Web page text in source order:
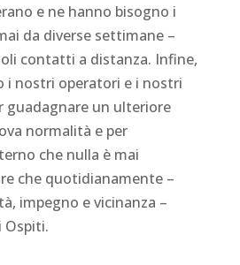
e ne hanno bisogno i
da diverse settimane –
contatti a distanza. Infine,
i nostri operatori e i nostri
guadagnare un ulteriore
normalità e per
che nulla è mai
che quotidianamente –
impegno e vicinanza –
Ospiti.